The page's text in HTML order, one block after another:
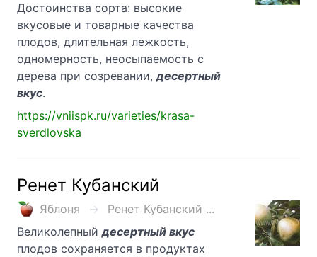
Достоинства сорта: высокие
вкусовые и товарные качества
плодов, длительная лежкость,
одномерность, неосыпаемость с
дерева при созревании,десертный
вкус.
https://vniispk.ru/varieties/krasa-
sverdlovska
Ренет Кубанский
Яблоня
Ренет Кубанский ...
Великолепныйдесертный вкус
плодов сохраняется в продуктах